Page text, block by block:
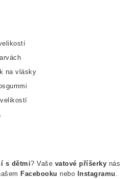
na vlásky
s dětmi? Vaše vatové příšerky nás
Facebooku nebo Instagramu .